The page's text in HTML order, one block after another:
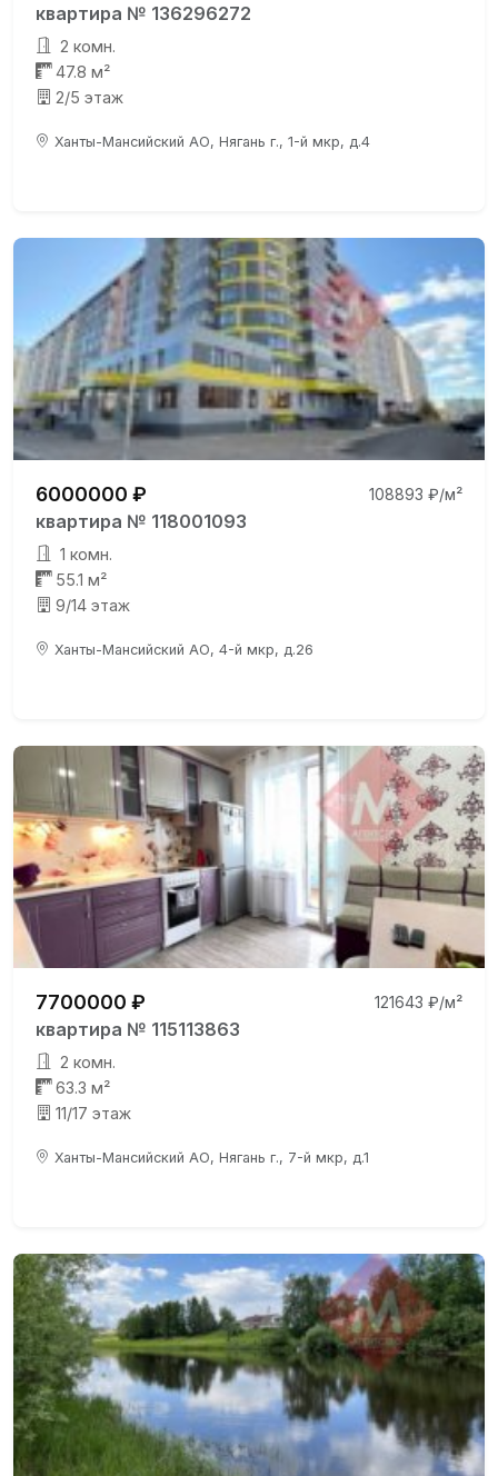
квартира № 136296272
2 комн.
47.8 м²
2/5 этаж
Ханты-Мансийский АО, Нягань г., 1-й мкр, д.4
6000000 ₽ 108893 ₽/м²
квартира № 118001093
1 комн.
55.1 м²
9/14 этаж
Ханты-Мансийский АО, 4-й мкр, д.26
7700000 ₽ 121643 ₽/м²
квартира № 115113863
2 комн.
63.3 м²
11/17 этаж
Ханты-Мансийский АО, Нягань г., 7-й мкр, д.1